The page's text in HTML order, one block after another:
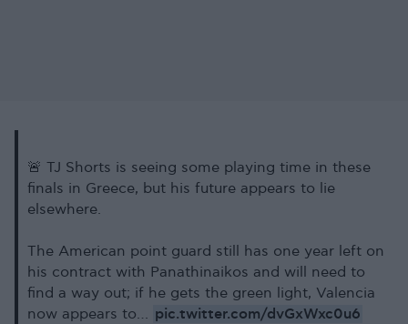
🚨 TJ Shorts is seeing some playing time in these
finals in Greece, but his future appears to lie
elsewhere.
The American point guard still has one year left on
his contract with Panathinaikos and will need to
find a way out; if he gets the green light, Valencia
now appears to… pic.twitter.com/dvGxWxc0u6